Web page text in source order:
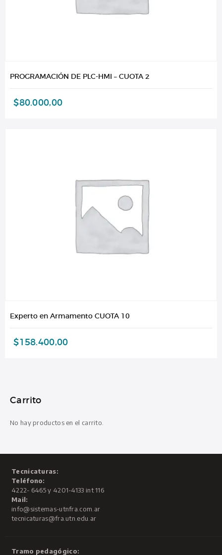
PROGRAMACIÓN DE PLC-HMI – CUOTA 2
$80.000,00
Experto en Armamento CUOTA 10
$158.400,00
Carrito
No hay productos en el carrito.
Tecnicaturas:
Teléfono:
4222- 6465 y 4201-4133 int 116
Mail:
info@sistemas-utnfra.com.ar
tecnicaturas@fra.utn.edu.ar
Tramo pedagógico: